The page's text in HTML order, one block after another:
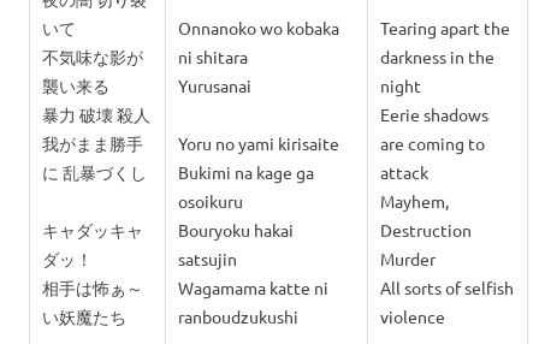
いて
不気味な影が
襲い来る
暴力 破壊 殺人
我がまま勝手
に 乱暴づくし
キャダッキャ
ダッ！
相手は怖ぁ～
い妖魔たち
Onnanoko wo kobaka
ni shitara
Yurusanai
Yoru no yami kirisaite
Bukimi na kage ga
osoikuru
Bouryoku hakai
satsujin
Wagamama katte ni
ranboudzukushi
Tearing apart the
darkness in the
night
Eerie shadows
are coming to
attack
Mayhem,
Destruction
Murder
All sorts of selfish
violence